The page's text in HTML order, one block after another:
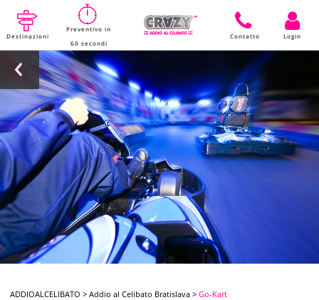
Destinazioni
Preventivo in
60 secondi
Contatto Login
ADDIOALCELIBATO >Addio al Celibato Bratislava >Go-Kart